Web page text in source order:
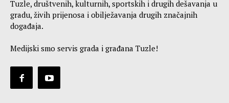
Tuzle, društvenih, kulturnih, sportskih i drugih dešavanja u
gradu, živih prijenosa i obilježavanja drugih značajnih
događaja.
Medijski smo servis grada i građana Tuzle!